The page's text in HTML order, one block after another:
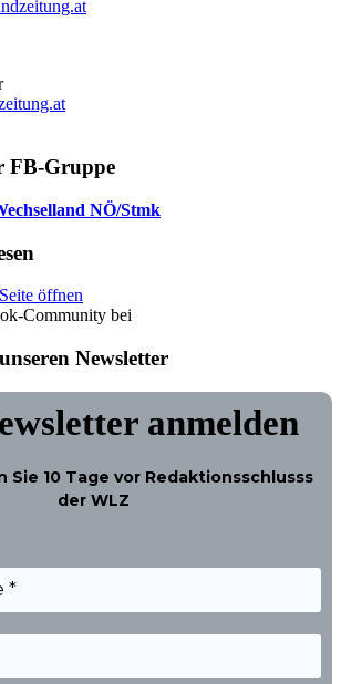
FB-Gruppe
NÖ/Stmk
öffnen
Community bei
Newsletter
anmelden
Sie 10 Tage vor Redaktionsschlusss
der WLZ